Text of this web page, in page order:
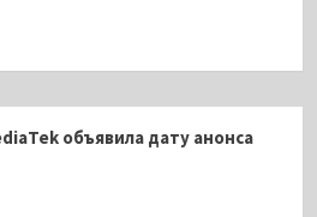
объявила дату анонса